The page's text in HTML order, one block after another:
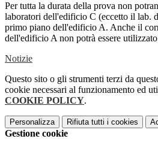
Per tutta la durata della prova non
laboratori dell'edificio C (eccetto il lab.
primo piano dell'edificio A. Anche il
dell'edificio A non potrà essere utilizzato
Notizie
Questo sito o gli strumenti terzi da
cookie necessari al funzionamento ed
COOKIE POLICY.
Personalizza Rifiuta tutti i cookies
Gestione cookie